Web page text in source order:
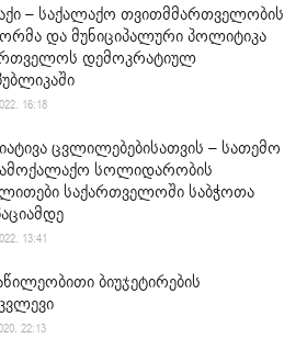
– საქალაქო თვითმმართველობის
და მუნიციპალური პოლიტიკა
დემოკრატიულ
16:18
ცვლილებებისათვის – სათემო
სოლიდარობის
საქართველოში საბჭოთა
13:41
ბიუჯეტირების
22:13